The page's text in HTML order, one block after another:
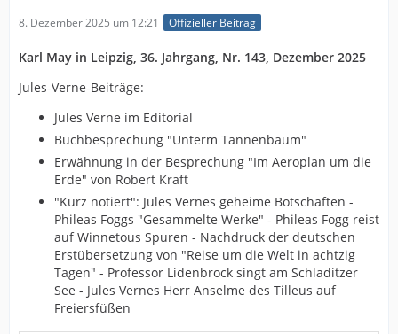
8. Dezember 2025 um 12:21 Offizieller Beitrag
Karl May in Leipzig, 36. Jahrgang, Nr. 143, Dezember 2025
Jules-Verne-Beiträge:
Jules Verne im Editorial
Buchbesprechung "Unterm Tannenbaum"
Erwähnung in der Besprechung "Im Aeroplan um die
Erde" von Robert Kraft
"Kurz notiert": Jules Vernes geheime Botschaften -
Phileas Foggs "Gesammelte Werke" - Phileas Fogg reist
auf Winnetous Spuren - Nachdruck der deutschen
Erstübersetzung von "Reise um die Welt in achtzig
Tagen" - Professor Lidenbrock singt am Schladitzer
See - Jules Vernes Herr Anselme des Tilleus auf
Freiersfüßen